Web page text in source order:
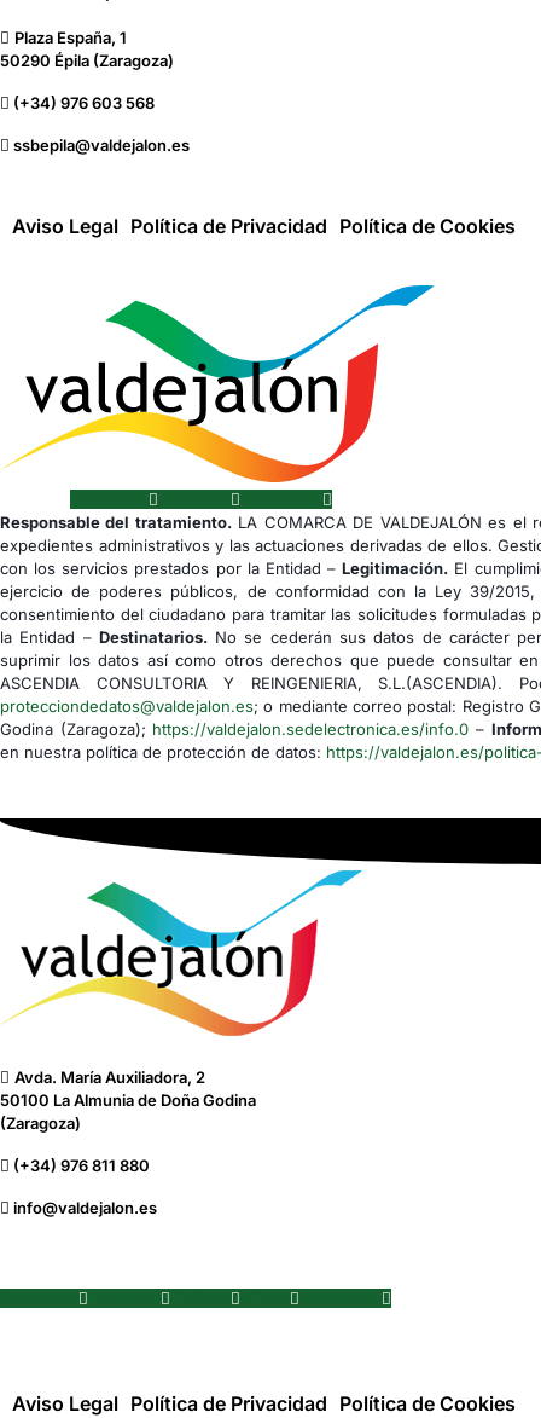
Plaza España, 1
50290 Épila (Zaragoza)
(+34) 976 603 568
ssbepila@valdejalon.es
Aviso Legal Política de Privacidad Política de Cookies
Responsable del tratamiento.LA COMARCA DE VALDEJALÓN es
expedientes administrativos y las actuaciones derivadas de ellos.
con los servicios prestados por la Entidad –Legitimación. El
ejercicio de poderes públicos, de conformidad con la Ley 39/
consentimiento del ciudadano para tramitar las solicitudes
la Entidad – Destinatarios.No se cederán sus datos de carácter
suprimir los datos así como otros derechos que puede consultar
ASCENDIA CONSULTORIA Y REINGENIERIA,
protecciondedatos@valdejalon.es; o mediante correo postal: Registro
Godina (Zaragoza); https://valdejalon.sedelectronica.es/info.0 –
en nuestra política de protección de datos: https://valdejalon.es/
Avda. María Auxiliadora, 2
50100 La Almunia de Doña Godina
(Zaragoza)
(+34) 976 811 880
info@valdejalon.es
Aviso Legal Política de Privacidad Política de Cookies